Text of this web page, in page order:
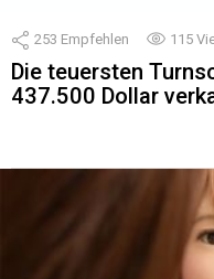
253 Empfehlen 115
Die teuersten
437.500 Dollar